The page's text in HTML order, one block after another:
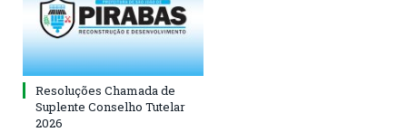
Resoluções Chamada de
Suplente Conselho Tutelar
2026